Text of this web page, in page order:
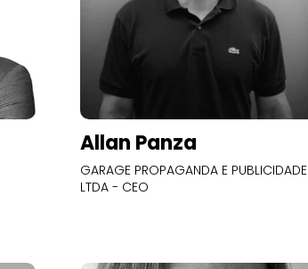
Allan Panza
GARAGE PROPAGANDA E PUBLICIDADE
LTDA - CEO